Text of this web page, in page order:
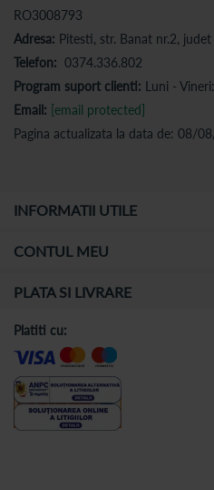
RO3008793
Adresa: Pitesti, str. Banat nr.2, judet
Telefon: 0374.336.802
Program suport clienti: Luni -
Email: [email protected]
Pagina actualizata la data de: 08/
INFORMATII UTILE
CONTUL MEU
PLATA SI LIVRARE
Platiti cu: